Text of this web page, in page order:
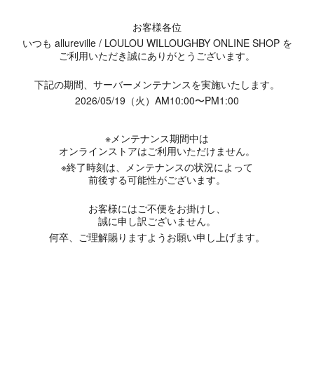
お客様各位
いつも allureville / LOULOU WILLOUGHBY ONLINE SHOP を
ご利用いただき誠にありがとうございます。
下記の期間、サーバーメンテナンスを実施いたします。
2026/05/19（火）AM10:00〜PM1:00
※メンテナンス期間中は
オンラインストアはご利用いただけません。
※終了時刻は、メンテナンスの状況によって
前後する可能性がございます。
お客様にはご不便をお掛けし、
誠に申し訳ございません。
何卒、ご理解賜りますようお願い申し上げます。